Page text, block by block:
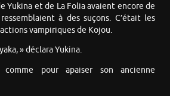
Yukina et de La Folia avaient encore de
à des suçons. C’était les
vampiriques de Kojou.
» déclara Yukina.
comme pour apaiser son ancienne